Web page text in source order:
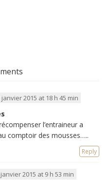
janvier 2015 at 18 h 45 min
l’entraineur a
comptoir des mousses…..
Reply
janvier 2015 at 9 h 53 min